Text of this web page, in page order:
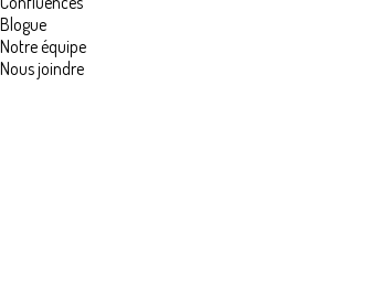
Blogue
Notre équipe
Nous joindre